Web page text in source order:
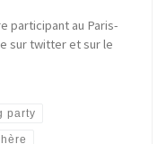
participant au Paris-
sur twitter et sur le
party